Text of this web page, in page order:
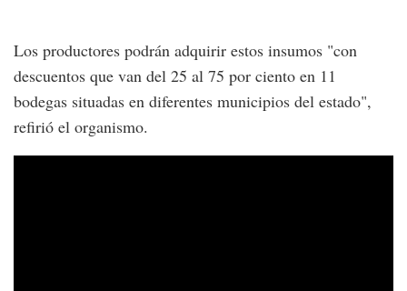
Los productores podrán adquirir estos insumos "con
descuentos que van del 25 al 75 por ciento en 11
bodegas situadas en diferentes municipios del estado",
refirió el organismo.